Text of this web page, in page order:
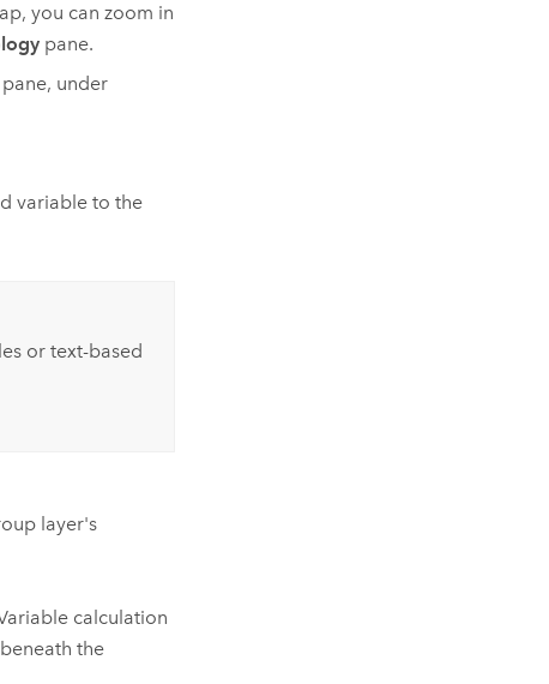
you can zoom in
pane.
under
variable to the
or text-based
layer's
calculation
the